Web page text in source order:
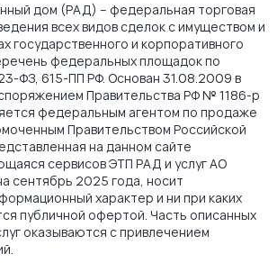
дом (РАД) – федеральная торговая
всех видов сделок с имуществом и
государственного и корпоративного
федеральных площадок по
ФЗ, 615-ПП РФ. Основан 31.08.2009 в
Правительства РФ № 1186-р
федеральным агентом по продаже
Правительством Российской
на данном сайте
сервисов ЭТП РАД и услуг АО
сентябрь 2025 года, носит
характер и ни при каких
публичной офертой. Часть описанных
оказываются с привлечением